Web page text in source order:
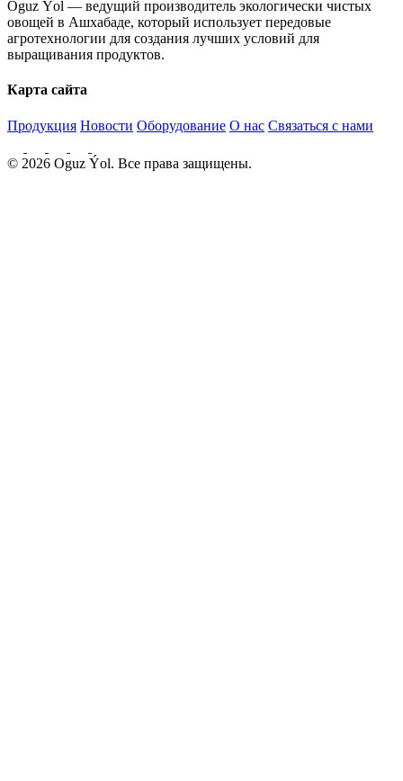
Oguz Ýol — ведущий производитель экологически чистых
овощей в Ашхабаде, который использует передовые
агротехнологии для создания лучших условий для
выращивания продуктов.
Карта сайта
Продукция Новости Оборудование О нас Связаться с нами
© 2026 Oguz Ýol. Все права защищены.